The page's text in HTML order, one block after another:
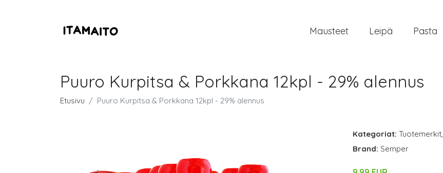
Mausteet Leipä Pasta
Puuro Kurpitsa & Porkkana 12kpl - 29% alennus
Etusivu Puuro Kurpitsa & Porkkana 12kpl - 29% alennus
Kategoriat: Tuotemerkit,
Brand: Semper